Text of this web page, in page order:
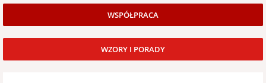
WSPÓŁPRACA
WZORY I PORADY